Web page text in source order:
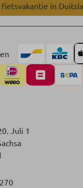
fietsvakantie in
Juli 1